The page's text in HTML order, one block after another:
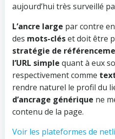
aujourd’hui très surveillé
L’ancre large par contre
des mots-cléset doit être
stratégie de
l’URL simple quant à eux
respectivement comme
rendre naturel le profil du
d’ancrage générique ne
contenu de la page.
Voir les plateformes de